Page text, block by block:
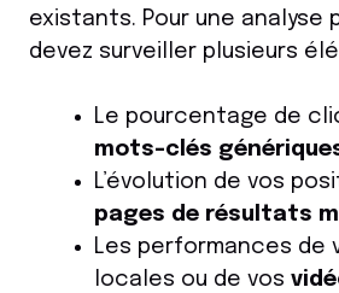
existants. Pour une analyse
devez surveiller plusieurs
Le pourcentage de
mots-clés
L’évolution de vos
pages de résultats
Les performances de
locales ou de vos